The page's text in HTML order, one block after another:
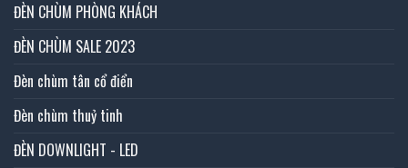
ĐÈN CHÙM PHÒNG KHÁCH
ĐÈN CHÙM SALE 2023
Đèn chùm tân cổ điển
Đèn chùm thuỷ tinh
ĐÈN DOWNLIGHT - LED